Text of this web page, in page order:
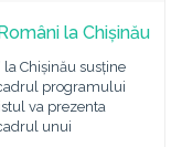
la Chișinău
Chișinău susține
programului
va prezenta
unui